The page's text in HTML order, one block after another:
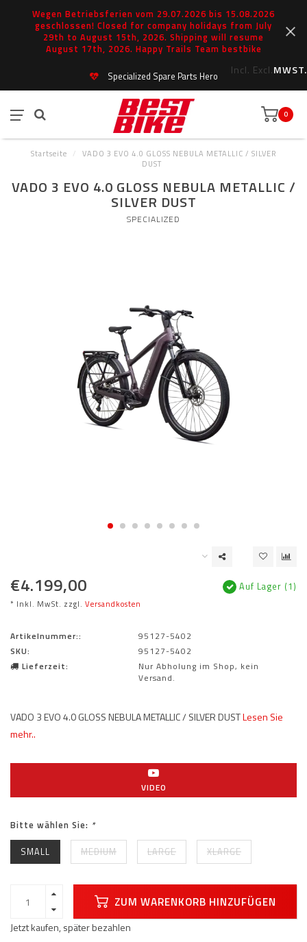
Wegen Betriebsferien vom 29.07.2026 bis 15.08.2026
geschlossen! Closed for company holidays from July
29th to August 15th, 2026. Shipping will resume
August 17th, 2026. Happy Trails Team bestbike
Incl. Excl.MWST.
Specialized Spare Parts Hero
0
Startseite /
VADO 3 EVO 4.0 GLOSS NEBULA METALLIC / SILVER
DUST
VADO 3 EVO 4.0 GLOSS NEBULA METALLIC /
SILVER DUST
SPECIALIZED
€4.199,00
* Inkl. MwSt. zzgl. Versandkosten
Auf Lager (1)
Artikelnummer::
95127-5402
SKU:
95127-5402
Lieferzeit:
Nur Abholung im Shop, kein
Versand.
VADO 3 EVO 4.0 GLOSS NEBULA METALLIC / SILVER DUSTLesen Sie
mehr..
VIDEO
Bitte wählen Sie: *
SMALL MEDIUM LARGE XLARGE
ZUM WARENKORB HINZUFÜGEN
Jetzt kaufen, später bezahlen